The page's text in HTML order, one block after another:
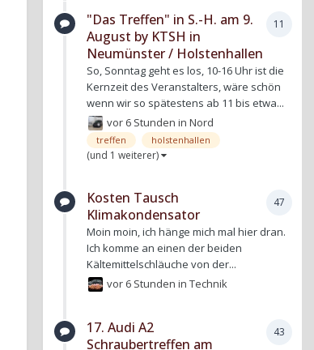
11
"Das Treffen" in S.-H. am 9.
August by KTSH in
Neumünster / Holstenhallen
So, Sonntag geht es los, 10-16 Uhr ist die
Kernzeit des Veranstalters, wäre schön
wenn wir so spätestens ab 11 bis etwa...
vor 6 Stunden inNord
treffen holstenhallen
(und 1 weiterer)
47
Kosten Tausch
Klimakondensator
Moin moin, ich hänge mich mal hier dran.
Ich komme an einen der beiden
Kältemittelschläuche von der...
vor 6 Stunden inTechnik
43
17. Audi A2
Schraubertreffen am